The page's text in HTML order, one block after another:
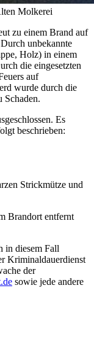
Molkerei
zu einem Brand auf
unbekannte
Holz) in einem
die eingesetzten
auf
wurde durch die
Schaden.
Es
beschrieben:
Strickmütze und
Brandort entfernt
in diesem Fall
Kriminaldauerdienst
der
sowie jede andere